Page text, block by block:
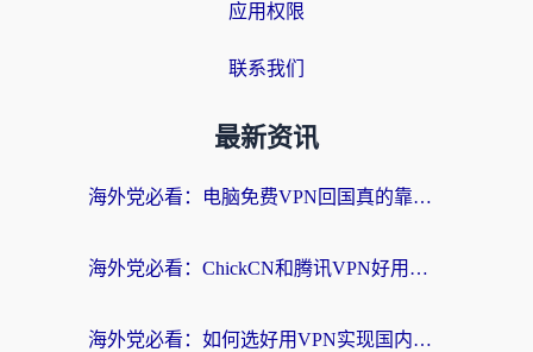
应用权限
联系我们
最新资讯
海外党必看：电脑免费VPN回国真的靠谱吗？附实测对比与最优方案指南
海外党必看：ChickCN和腾讯VPN好用吗？3招选对回国加速器，告别地区限制
海外党必看：如何选好用VPN实现国内资源无缝访问？从越南到全球都适用